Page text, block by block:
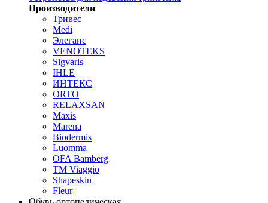
Производители
Тривес
Medi
Элеганс
VENOTEKS
Sigvaris
IHLE
ИНТЕКС
ORTO
RELAXSAN
Maxis
Marena
Biodermis
Luomma
OFA Bamberg
TM Viaggio
Shapeskin
Fleur